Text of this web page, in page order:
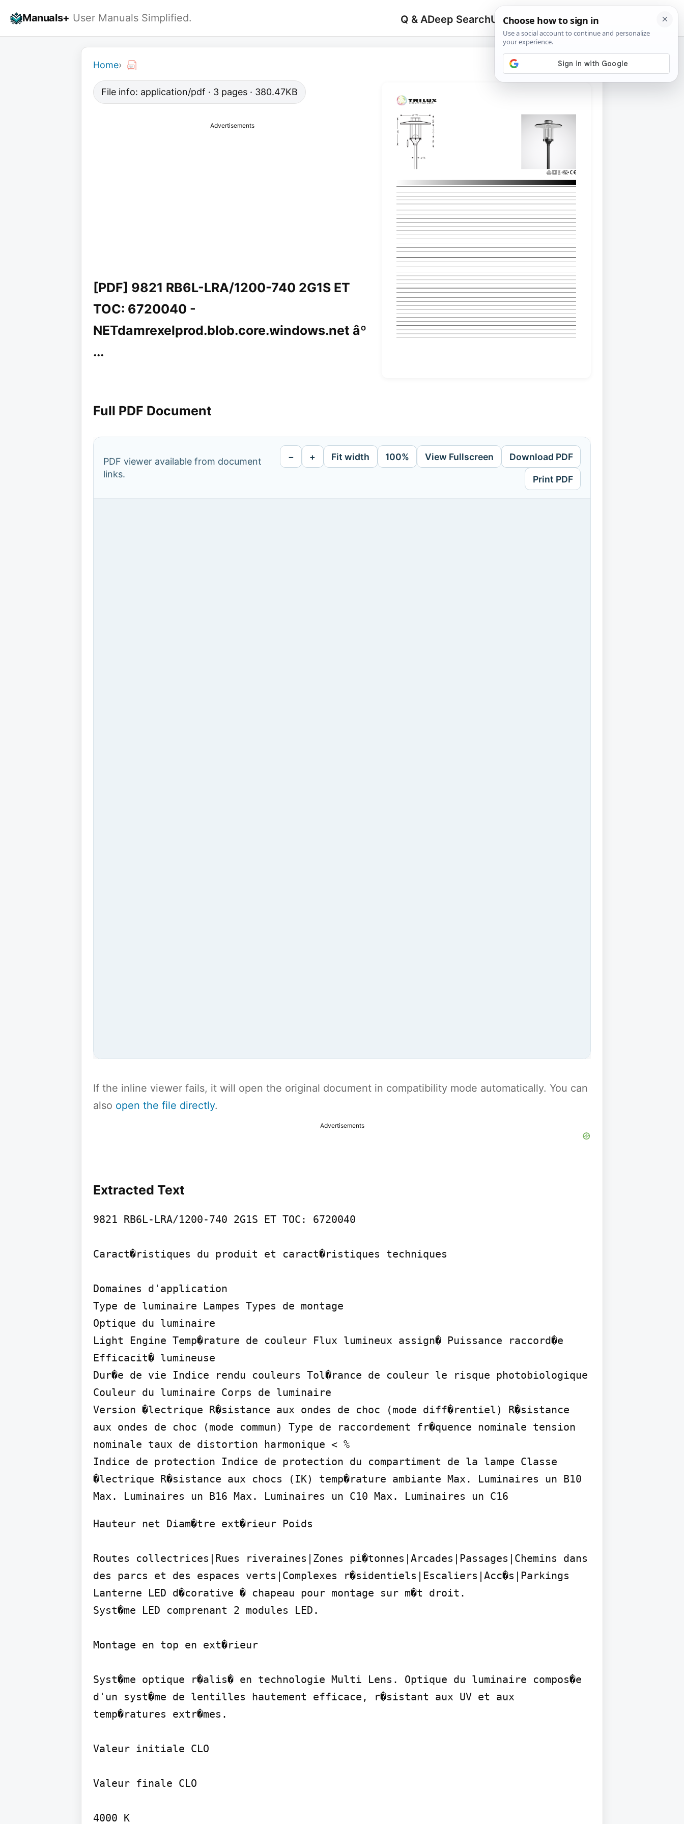
Manuals+ User Manuals Simplified. Q & ADeep SearchUpload
Search
for:
🔍
Home›
File info: application/pdf · 3 pages · 380.47KB
Advertisements
[PDF] 9821 RB6L-LRA/1200-740 2G1S ET
TOC: 6720040 -
NETdamrexelprod.blob.core.windows.net âº
...
Full PDF Document
PDF viewer available from document
links.
− + Fit width 100% View Fullscreen Download PDF
Print PDF
If the inline viewer fails, it will open the original document in compatibility mode automatically. You can
also open the file directly.
Advertisements
Extracted Text
9821 RB6L-LRA/1200-740 2G1S ET TOC: 6720040
Caract�ristiques du produit et caract�ristiques techniques
Domaines d'application
Type de luminaire Lampes Types de montage
Optique du luminaire
Light Engine Temp�rature de couleur Flux lumineux assign� Puissance raccord�e
Efficacit� lumineuse
Dur�e de vie Indice rendu couleurs Tol�rance de couleur le risque photobiologique
Couleur du luminaire Corps de luminaire
Version �lectrique R�sistance aux ondes de choc (mode diff�rentiel) R�sistance
aux ondes de choc (mode commun) Type de raccordement fr�quence nominale tension
nominale taux de distortion harmonique < %
Indice de protection Indice de protection du compartiment de la lampe Classe
�lectrique R�sistance aux chocs (IK) temp�rature ambiante Max. Luminaires un B10
Max. Luminaires un B16 Max. Luminaires un C10 Max. Luminaires un C16
Hauteur net Diam�tre ext�rieur Poids
Routes collectrices|Rues riveraines|Zones pi�tonnes|Arcades|Passages|Chemins dans
des parcs et des espaces verts|Complexes r�sidentiels|Escaliers|Acc�s|Parkings
Lanterne LED d�corative � chapeau pour montage sur m�t droit.
Syst�me LED comprenant 2 modules LED.
Montage en top en ext�rieur
Syst�me optique r�alis� en technologie Multi Lens. Optique du luminaire compos�e
d'un syst�me de lentilles hautement efficace, r�sistant aux UV et aux
temp�ratures extr�mes.
Valeur initiale CLO
Valeur finale CLO
4000 K